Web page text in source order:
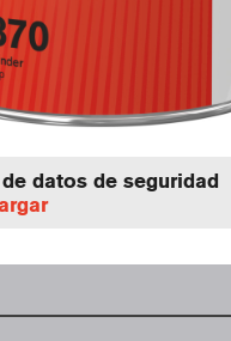
datos de seguridad